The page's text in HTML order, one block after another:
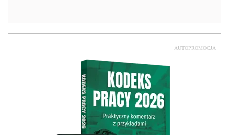
AUTOPROMOCJA